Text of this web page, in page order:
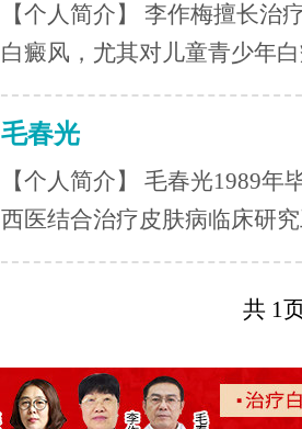
【个人简介】 李作梅擅长治
白癜风，尤其对儿童青少年
毛春光
【个人简介】 毛春光1989
西医结合治疗皮肤病临床研
共 1